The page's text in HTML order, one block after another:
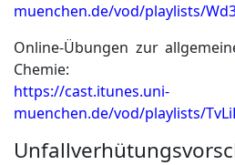
muenchen.de/vod/playlists/
Online-Übungen zur
Chemie:
https://cast.itunes.uni-
muenchen.de/vod/playlists/